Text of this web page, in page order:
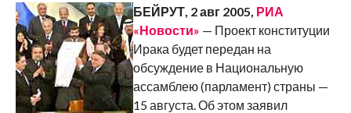
БЕЙРУТ, 2 авг 2005, РИА
«Новости» — Проект конституции
Ирака будет передан на
обсуждение в Национальную
ассамблею (парламент) страны —
15 августа. Об этом заявил